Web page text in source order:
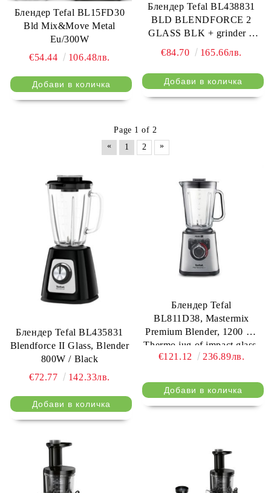
Блендер Tefal BL15FD30
Bld Mix&Move Metal
Eu/300W
€54.44
106.48лв.
Блендер Tefal BL438831
BLD BLENDFORCE 2
GLASS BLK + grinder +
chopper
€84.70 165.66лв.
Page 1 of 2
«
1 2 »
Блендер Tefal BL435831
Blendforce II Glass, Blender
800W / Black
€72.77
142.33лв.
Блендер Tefal
BL811D38, Mastermix
Premium Blender, 1200 W,
Thermo jug of impact glass,
Total capacity: 2l, Speed
blades, 3 programs, stainless
steel
€121.12 236.89лв.